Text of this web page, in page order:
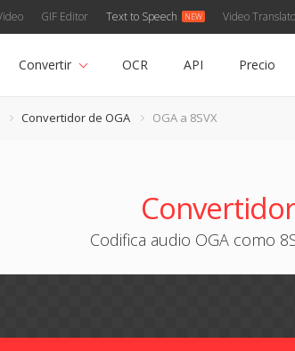
GIF Editor Text to Speech Video
Convertir OCR API Precio
Convertidor de OGA OGA a 8SVX
Codifica audio OGA como